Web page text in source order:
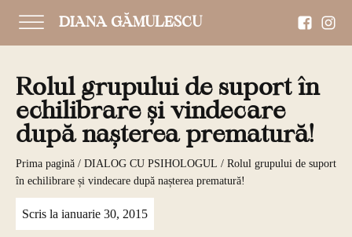
DIANA GĂMULESCU
Rolul grupului de suport în
echilibrare și vindecare
după nașterea prematură!
Prima pagină / DIALOG CU PSIHOLOGUL / Rolul grupului de suport
în echilibrare și vindecare după nașterea prematură!
Scris la ianuarie 30, 2015